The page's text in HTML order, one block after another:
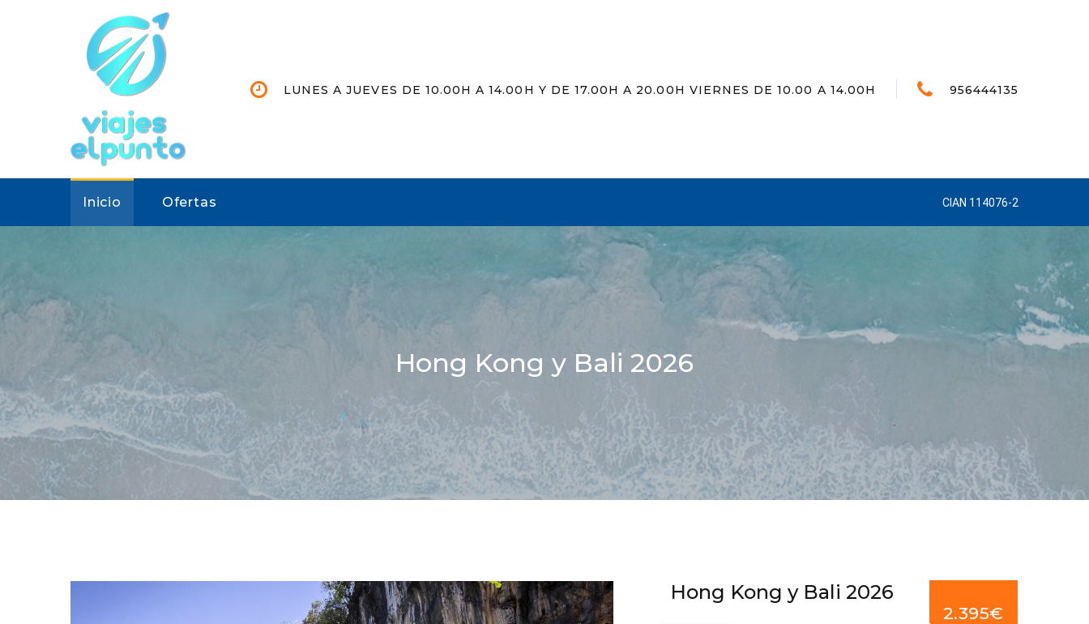
LUNES A JUEVES DE 10.00H A 14.00H Y DE 17.00H A 20.00H VIERNES DE 10.00 A 14.00H 956444135
CIAN 114076-2
Inicio Ofertas
Hong Kong y Bali 2026
Hong Kong y Bali 2026
2.395€